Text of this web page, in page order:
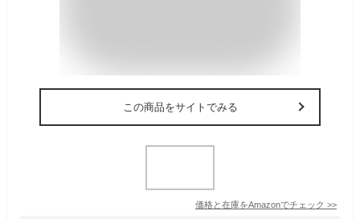
この商品をサイトでみる
価格と在庫をAmazonでチェック >>